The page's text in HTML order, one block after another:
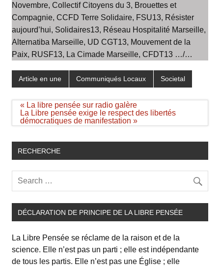
Novembre, Collectif Citoyens du 3, Brouettes et
Compagnie, CCFD Terre Solidaire, FSU13, Résister
aujourd’hui, Solidaires13, Réseau Hospitalité Marseille,
Alternatiba Marseille, UD CGT13, Mouvement de la
Paix, RUSF13, La Cimade Marseille, CFDT13 …/…
Article en une Communiqués Locaux Societal
Navigation
de
l’article
« La libre pensée sur radio galère
La Libre pensée exige le respect des libertés
démocratiques de manifestation »
RECHERCHE
DÉCLARATION DE PRINCIPE DE LA LIBRE PENSÉE
La Libre Pensée se réclame de la raison et de la
science. Elle n’est pas un parti ; elle est indépendante
de tous les partis. Elle n’est pas une Église ; elle